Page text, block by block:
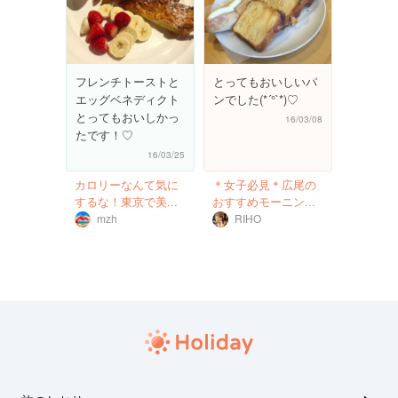
フレンチトーストと
エッグベネディクト
とってもおいしかっ
たです！♡
16/03/25
カロリーなんて気に
するな！東京で美...
mzh
とってもおいしいパ
ンでした(*´°`*)♡
16/03/08
＊女子必見＊広尾の
おすすめモーニン...
RIHO